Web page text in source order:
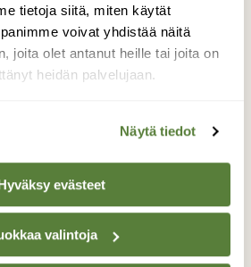
tietoja siitä, miten käytät
voivat yhdistää näitä
joita olet antanut heille tai joita on
heidän palvelujaan.
Näytä tiedot
evästeet
valintoja
päivänä Kolhossa
maisemia. Oli
en antanut sen isommin
helmiäispilviä ja näky oli
Reccu Lehtonen, Vilppula Kolho
LISTAAN